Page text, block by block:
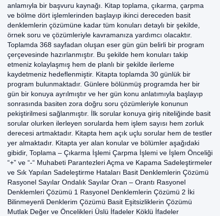
anlamıyla bir başvuru kaynağı. Kitap toplama, çıkarma, çarpma
ve bölme dört işlemlerinden başlayıp ikinci dereceden basit
denklemlerin çözümüne kadar tüm konuları detaylı bir şekilde,
örnek soru ve çözümleriyle kavramanıza yardımcı olacaktır.
Toplamda 368 sayfadan oluşan eser gün gün belirli bir program
çerçevesinde hazırlanmıştır. Bu şekilde hem konuları takip
etmeniz kolaylaşmış hem de planlı bir şekilde ilerleme
kaydetmeniz hedeflenmiştir. Kitapta toplamda 30 günlük bir
program bulunmaktadır. Günlere bölünmüş programda her bir
gün bir konuya ayrılmıştır ve her gün konu anlatımıyla başlayıp
sonrasında basiten zora doğru soru çözümleriyle konunun
pekiştirilmesi sağlanmıştır. İlk sorular konuya giriş niteliğinde basit
sorular olurken ilerleyen sorularda hem işlem sayısı hem zorluk
derecesi artmaktadır. Kitapta hem açık uçlu sorular hem de testler
yer almaktadır. Kitapta yer alan konular ve bölümler aşağıdaki
gibidir, Toplama – Çıkarma İşlemi Çarpma İşlemi ve İşlem Önceliği
“+” ve “-“ Muhabeti Parantezleri Açma ve Kapama Sadeleştirmeler
ve Sık Yapılan Sadeleştirme Hataları Basit Denklemlerin Çözümü
Rasyonel Sayılar Ondalık Sayılar Oran – Orantı Rasyonel
Denklemleri Çözümü 1 Rasyonel Denklemlerin Çözümü 2 İki
Bilinmeyenli Denklerim Çözümü Basit Eşitsizliklerin Çözümü
Mutlak Değer ve Öncelikleri Üslü İfadeler Köklü İfadeler